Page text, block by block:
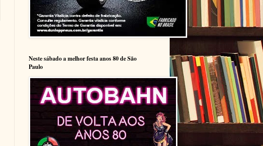
Neste sábado a melhor festa anos 80 de São
Paulo